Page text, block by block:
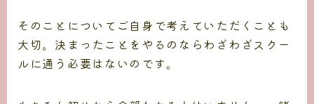
そのことについてご自身で考えていただくことも
大切。決まったことをやるのならわざわざスクー
ルに通う必要はないのです。